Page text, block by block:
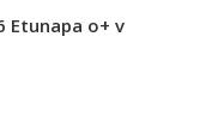
Etunapa o+ v